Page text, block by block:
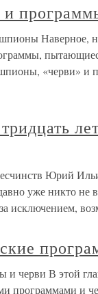
и
Наверное,
«черви» и
Юрий
уже никто не
исключением,
и черви В этой
программами и